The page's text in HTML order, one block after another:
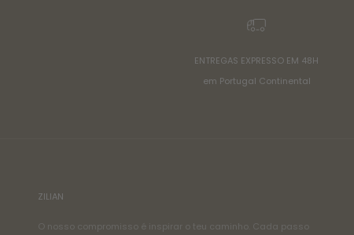
ENTREGAS EXPRESSO EM 48H
em Portugal Continental
ZILIAN
O nosso compromisso é inspirar o teu caminho. Cada passo